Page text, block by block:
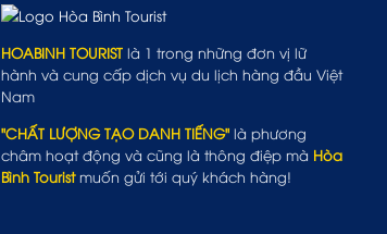
HOABINH TOURIST là 1 trong những đơn vị lữ
hành và cung cấp dịch vụ du lịch hàng đầu Việt
Nam
"CHẤT LƯỢNG TẠO DANH TIẾNG" là phương
châm hoạt động và cũng là thông điệp mà Hòa
Bình Touristmuốn gửi tới quý khách hàng!